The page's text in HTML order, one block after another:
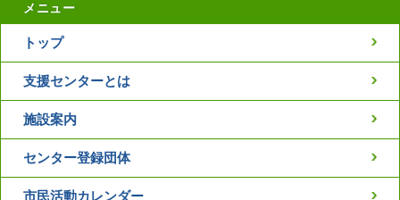
メニュー
トップ
支援センターとは
施設案内
センター登録団体
市民活動カレンダー